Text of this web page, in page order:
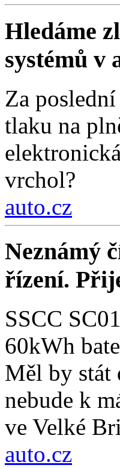
Hledáme
systémů v
Za
tlaku na
vrchol?
auto.cz
Neznámý
řízení.
SSCC
60kWh
Měl by stát
nebude k
ve Velké
auto.cz